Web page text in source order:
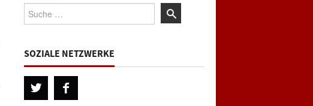
Suche:
SOZIALE NETZWERKE